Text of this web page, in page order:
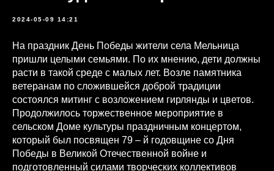
2024-05-09 14:21
На праздник День Победы жители села Мельница
пришли целыми семьями. По их мнению, дети должны
расти в такой среде с малых лет. Возле памятника
ветеранам по сложившейся доброй традиции
состоялся митинг с возложением гирлянды и цветов.
Продолжилось торжественное мероприятие в
сельском Доме культуры праздничным концертом,
который был посвящен 79 – й годовщине со Дня
Победы в Великой Отечественной войне и
подготовленный силами творческих коллективов